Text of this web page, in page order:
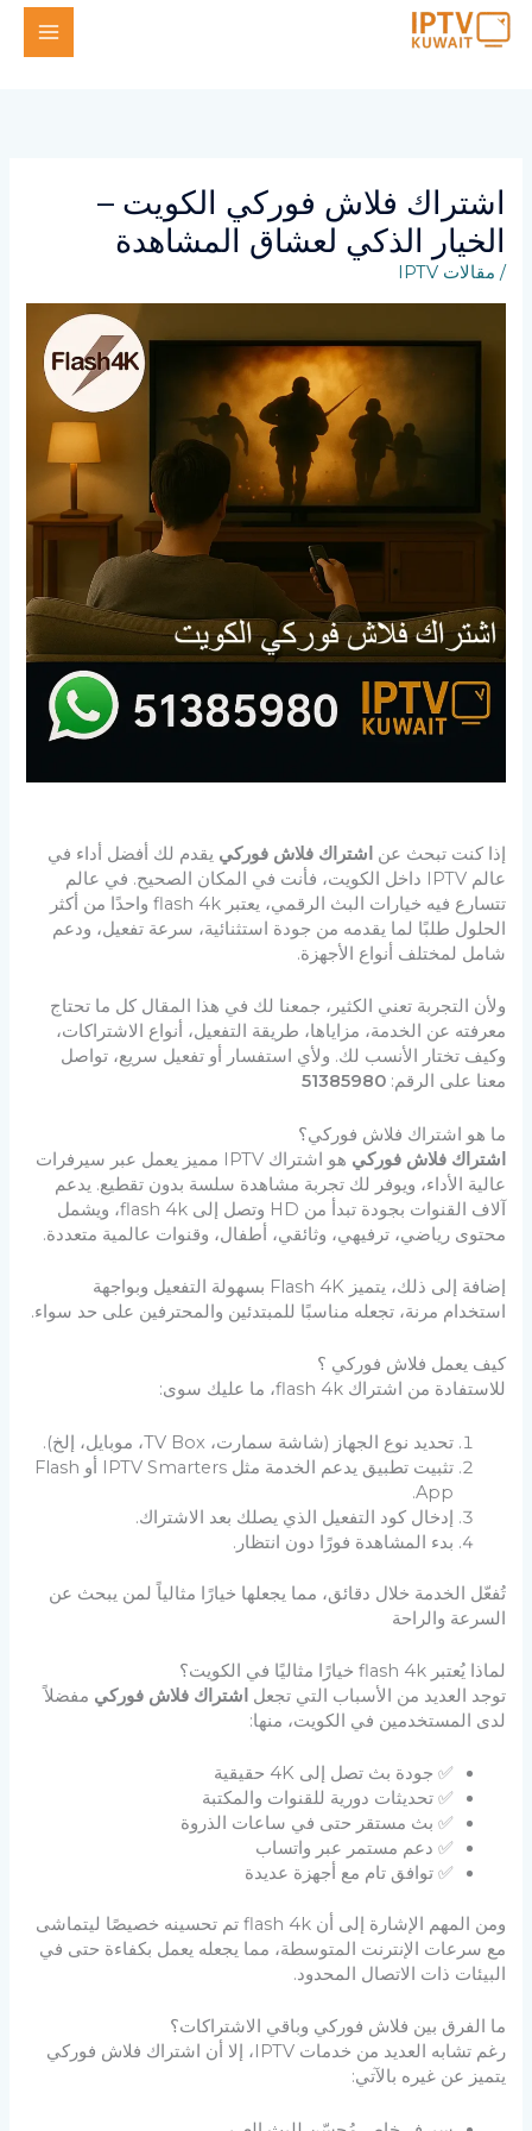
تخطي
إلى
اشتراك فلاش فوركي الكويت –
الخيار الذكي لعشاق المشاهدة
/ مقالات IPTV
إذا كنت تبحث عن اشتراك فلاش فوركي يقدم لك أفضل أداء في
عالم IPTV داخل الكويت، فأنت في المكان الصحيح. في عالم
تتسارع فيه خيارات البث الرقمي، يعتبر flash 4k واحدًا من أكثر
الحلول طلبًا لما يقدمه من جودة استثنائية، سرعة تفعيل، ودعم
شامل لمختلف أنواع الأجهزة.
ولأن التجربة تعني الكثير، جمعنا لك في هذا المقال كل ما تحتاج
معرفته عن الخدمة، مزاياها، طريقة التفعيل، أنواع الاشتراكات،
وكيف تختار الأنسب لك. ولأي استفسار أو تفعيل سريع، تواصل
معنا على الرقم:51385980
ما هو اشتراك فلاش فوركي؟
اشتراك فلاش فوركي
هو اشتراك IPTV مميز يعمل عبر سيرفرات
عالية الأداء، ويوفر لك تجربة مشاهدة سلسة بدون تقطيع. يدعم
آلاف القنوات بجودة تبدأ من HD وتصل إلى flash 4k، ويشمل
محتوى رياضي، ترفيهي، وثائقي، أطفال، وقنوات عالمية متعددة.
إضافة إلى ذلك، يتميز Flash 4K بسهولة التفعيل وبواجهة
استخدام مرنة، تجعله مناسبًا للمبتدئين والمحترفين على حد سواء.
كيف يعمل فلاش فوركي ؟
للاستفادة من اشتراك flash 4k، ما عليك سوى:
تحديد نوع الجهاز (شاشة سمارت، TV Box، موبايل، إلخ).
تثبيت تطبيق يدعم الخدمة مثل IPTV Smarters أو Flash
App.
إدخال كود التفعيل الذي يصلك بعد الاشتراك.
بدء المشاهدة فورًا دون انتظار.
تُفعّل الخدمة خلال دقائق، مما يجعلها خيارًا مثالياً لمن يبحث عن
السرعة والراحة
لماذا يُعتبر flash 4k خيارًا مثاليًا في الكويت؟
توجد العديد من الأسباب التي تجعل اشتراك فلاش فوركي مفضلاً
لدى المستخدمين في الكويت، منها:
✅ جودة بث تصل إلى 4K حقيقية
✅ تحديثات دورية للقنوات والمكتبة
✅ بث مستقر حتى في ساعات الذروة
✅ دعم مستمر عبر واتساب
✅ توافق تام مع أجهزة عديدة
ومن المهم الإشارة إلى أن flash 4k تم تحسينه خصيصًا ليتماشى
مع سرعات الإنترنت المتوسطة، مما يجعله يعمل بكفاءة حتى في
البيئات ذات الاتصال المحدود.
ما الفرق بين فلاش فوركي وباقي الاشتراكات؟
رغم تشابه العديد من خدمات IPTV، إلا أن اشتراك فلاش فوركي
يتميز عن غيره بالآتي: